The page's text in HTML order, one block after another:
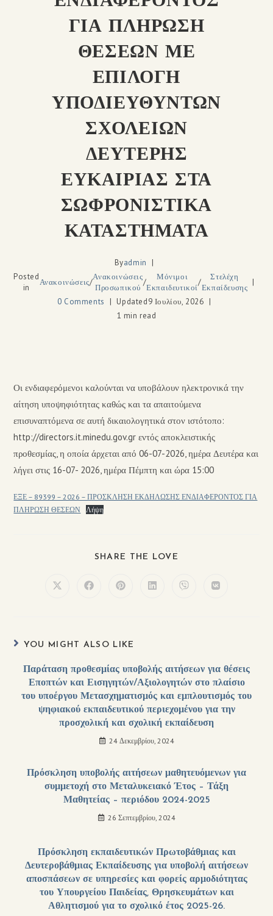
ΓΙΑ ΠΛΗΡΩΣΗ
ΘΕΣΕΩΝ ΜΕ
ΕΠΙΛΟΓΗ
ΥΠΟΔΙΕΥΘΥΝΤΩΝ
ΣΧΟΛΕΙΩΝ
ΔΕΥΤΕΡΗΣ
ΕΥΚΑΙΡΙΑΣ ΣΤΑ
ΣΩΦΡΟΝΙΣΤΙΚΑ
ΚΑΤΑΣΤΗΜΑΤΑ
Byadmin
Posted
in
Ανακοινώσεις/
Ανακοινώσεις
Προσωπικού
/
Μόνιμοι
Εκπαιδευτικοί
/
Στελέχη
Εκπαίδευσης
0 Comments
Updated9 Ιουλίου, 2026
1 min read
Οι ενδιαφερόμενοι καλούνται να υποβάλουν ηλεκτρονικά την
αίτηση υποψηφιότητας καθώς και τα απαιτούμενα
επισυναπτόμενα σε αυτή δικαιολογητικά στον ιστότοπο:
http://directors.it.minedu.gov.gr εντός αποκλειστικής
προθεσμίας, η οποία άρχεται από 06-07-2026, ημέρα Δευτέρα και
λήγει στις 16-07- 2026, ημέρα Πέμπτη και ώρα 15:00
ΕΞΕ – 89399 – 2026 – ΠΡΟΣΚΛΗΣΗ ΕΚΔΗΛΩΣΗΣ ΕΝΔΙΑΦΕΡΟΝΤΟΣ ΓΙΑ
ΠΛΗΡΩΣΗ ΘΕΣΕΩΝ
Λήψη
SHARE THE LOVE
YOU MIGHT ALSO LIKE
Παράταση προθεσμίας υποβολής αιτήσεων για θέσεις
Εποπτών και Εισηγητών/Αξιολογητών στο πλαίσιο
του υποέργου Μετασχηματισμός και εμπλουτισμός του
ψηφιακού εκπαιδευτικού περιεχομένου για την
προσχολική και σχολική εκπαίδευση
24 Δεκεμβρίου, 2024
Πρόσκληση υποβολής αιτήσεων μαθητευόμενων για
συμμετοχή στο Μεταλυκειακό Έτος – Τάξη
Μαθητείας – περιόδου 2024-2025
26 Σεπτεμβρίου, 2024
Πρόσκληση εκπαιδευτικών Πρωτοβάθμιας και
Δευτεροβάθμιας Εκπαίδευσης για υποβολή αιτήσεων
αποσπάσεων σε υπηρεσίες και φορείς αρμοδιότητας
του Υπουργείου Παιδείας, Θρησκευμάτων και
Αθλητισμού για το σχολικό έτος 2025-26.